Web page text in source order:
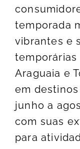
temporada
vibrantes e
temporárias
Araguaia e
em
junho a
com suas
para